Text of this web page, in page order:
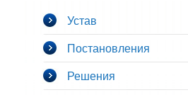
Устав
Постановления
Решения